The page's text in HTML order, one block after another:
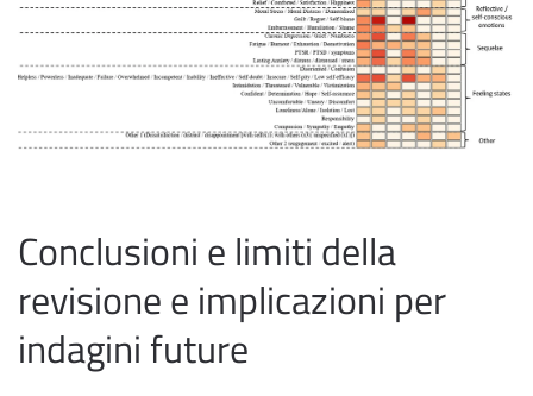
Conclusioni e limiti della
revisione e implicazioni per
indagini future